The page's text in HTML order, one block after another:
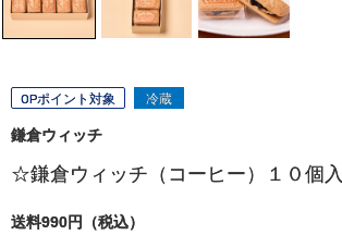
OPポイント対象 冷蔵
鎌倉ウィッチ
☆鎌倉ウィッチ（コーヒー）１０個入
送料990円（税込）